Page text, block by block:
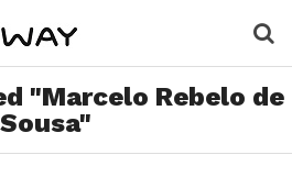
"Marcelo Rebelo de
Sousa"